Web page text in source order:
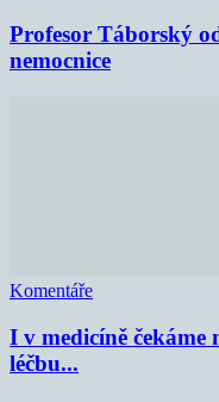
Profesor Táborský
nemocnice
Komentáře
I v medicíně
léčbu...